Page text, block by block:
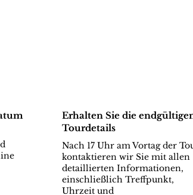
Erhalten Sie die
Tourdetails
Nach 17 Uhr am Vortag der
kontaktieren wir Sie mit allen
detaillierten Informationen,
einschließlich Treffpunkt,
Uhrzeit und